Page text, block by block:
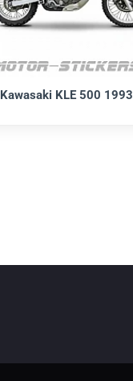
Kawasaki KLE 500 1993